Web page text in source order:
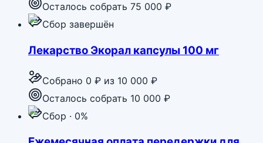
Осталось собрать 75 000 ₽
Сбор завершён
Лекарство Экорал капсулы 100 мг
Собрано 0 ₽ из 10 000 ₽
Осталось собрать 10 000 ₽
Сбор · 0%